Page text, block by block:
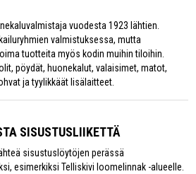
vuodesta 1923 lähtien.
valmistuksessa, mutta
tuotteita myös kodin muihin tiloihin.
pöydät, huonekalut, valaisimet, matot,
ja tyylikkäät lisälaitteet.
SISUSTUSLIIKETTÄ
sisustuslöytöjen perässä
esimerkiksi Telliskivi loomelinnak -alueelle.